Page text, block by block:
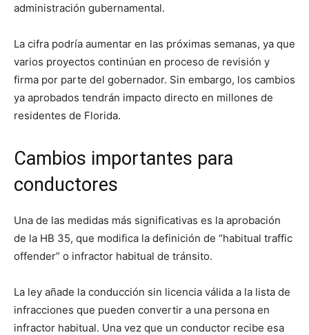
administración gubernamental.
La cifra podría aumentar en las próximas semanas, ya que
varios proyectos continúan en proceso de revisión y
firma por parte del gobernador. Sin embargo, los cambios
ya aprobados tendrán impacto directo en millones de
residentes de Florida.
Cambios importantes para
conductores
Una de las medidas más significativas es la aprobación
de la HB 35, que modifica la definición de “habitual traffic
offender” o infractor habitual de tránsito.
La ley añade la conducción sin licencia válida a la lista de
infracciones que pueden convertir a una persona en
infractor habitual. Una vez que un conductor recibe esa